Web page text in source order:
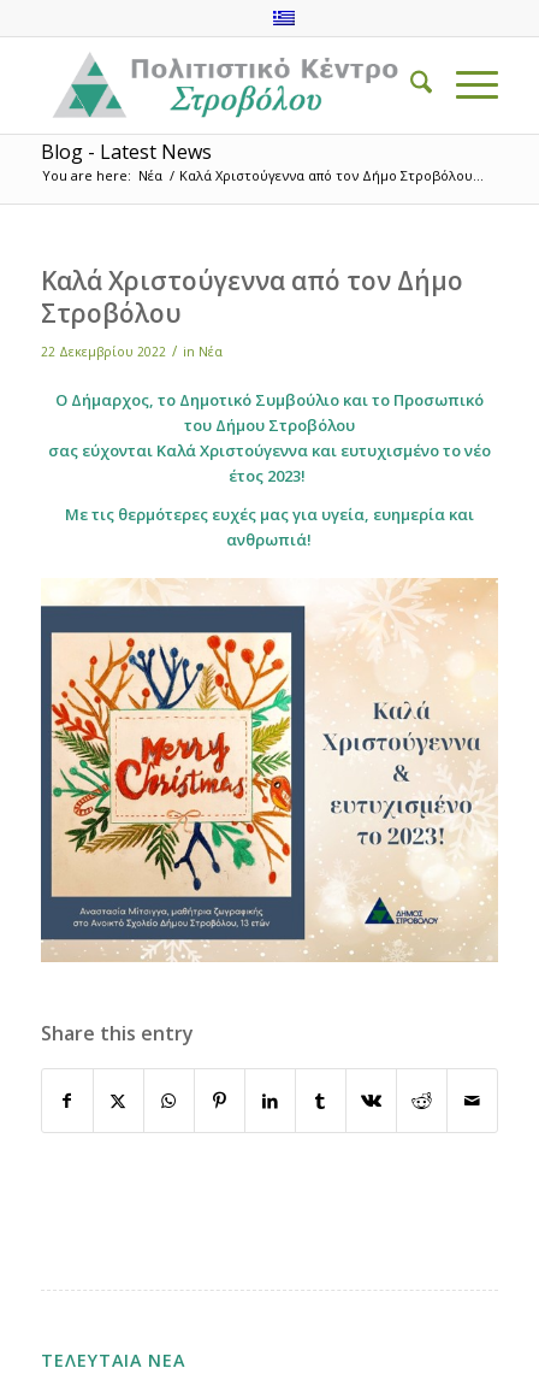
Blog - Latest News
You are here: Νέα / Καλά Χριστούγεννα από τον Δήμο Στροβόλου...
Καλά Χριστούγεννα από τον Δήμο
Στροβόλου
22 Δεκεμβρίου 2022 / in Νέα
Ο Δήμαρχος, το Δημοτικό Συμβούλιο και το Προσωπικό
του Δήμου Στροβόλου
σας εύχονται Καλά Χριστούγεννα και ευτυχισμένο το νέο
έτος 2023!
Με τις θερμότερες ευχές μας για υγεία, ευημερία και
ανθρωπιά!
Share this entry
ΤΕΛΕΥΤΑΙΑ ΝΕΑ